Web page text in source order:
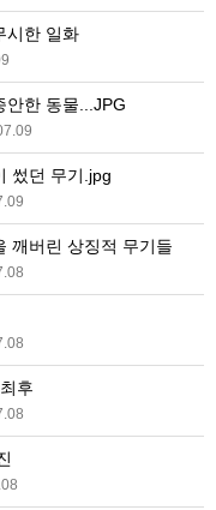
시한 일화
안한 동물...JPG
썼던 무기.jpg
깨버린 상징적 무기들
후